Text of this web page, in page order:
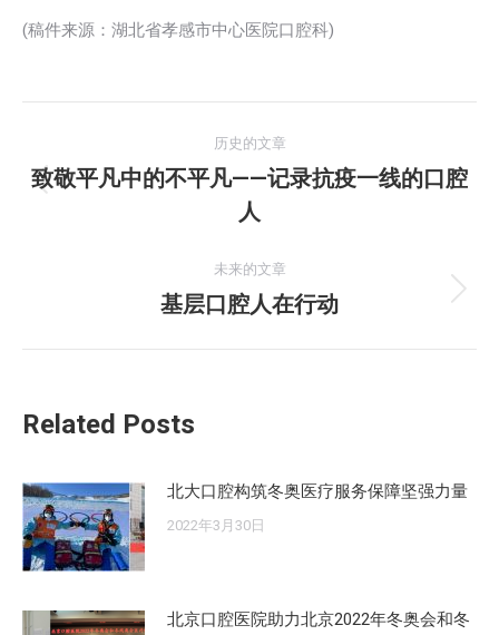
(稿件来源：湖北省孝感市中心医院口腔科)
章
历史的文章
史
文
章：
致敬平凡中的不平凡——记录抗疫一线的口腔
人
未来的文章
未
基层口腔人在行动
Related Posts
北大口腔构筑冬奥医疗服务保障坚强力量
2022年3月30日
北京口腔医院助力北京2022年冬奥会和冬